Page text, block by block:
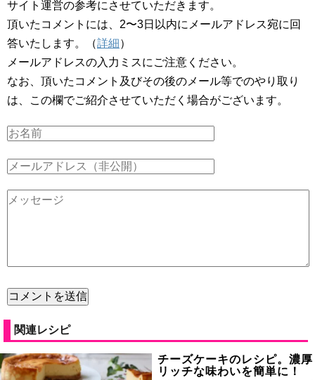
サイト運営の参考にさせていただきます。
頂いたコメントには、2〜3日以内にメールアドレス宛に回
答いたします。（詳細）
メールアドレスの入力ミスにご注意ください。
なお、頂いたコメント及びその後のメール等でのやり取り
は、この欄でご紹介させていただく場合がございます。
関連レシピ
チーズケーキのレシピ。濃厚
リッチな味わいを簡単に！